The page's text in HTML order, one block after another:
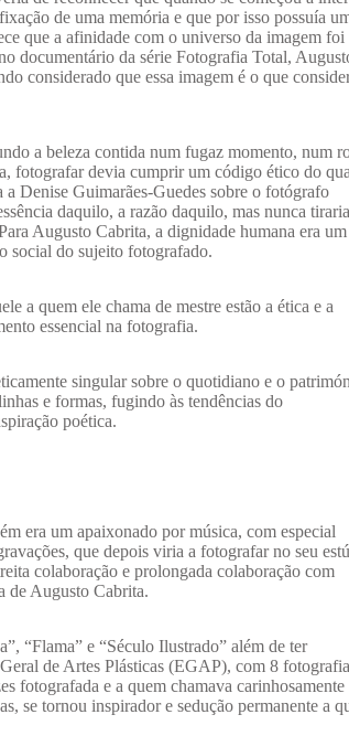
de uma memória e que por isso possuía
que a afinidade com o universo da imagem foi
documentário da série Fotografia Total,
considerado que essa imagem é o que
a beleza contida num fugaz momento, num
fotografar devia cumprir um código ético do
Denise Guimarães-Guedes sobre o fotógrafo
daquilo, a razão daquilo, mas nunca
Augusto Cabrita, a dignidade humana era um
social do sujeito fotografado.
a quem ele chama de mestre estão a ética e a
essencial na fotografia.
singular sobre o quotidiano e o
e formas, fugindo às tendências do
poética.
era um apaixonado por música, com especial
que depois viria a fotografar no seu
colaboração e prolongada colaboração com
de Augusto Cabrita.
“Flama” e “Século Ilustrado” além de ter
de Artes Plásticas (EGAP), com 8
fotografada e a quem chamava carinhosamente
se tornou inspirador e sedução permanente a